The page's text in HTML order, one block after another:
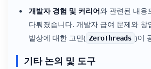
개발자 경험 및 커리어와 관련된 내용
다뤄졌습니다. 개발자 급여 문제와 창
발상에 대한 고민( ZeroThreads )이
기타 논의 및 도구